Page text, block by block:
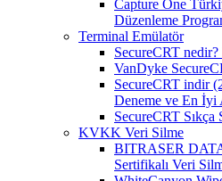
Capture One
Düzenleme
Terminal Emülatör
SecureCRT
VanDyke
SecureCRT indir
Deneme ve En İyi
SecureCRT
KVKK Veri Silme
BITRASER
Sertifikalı Veri